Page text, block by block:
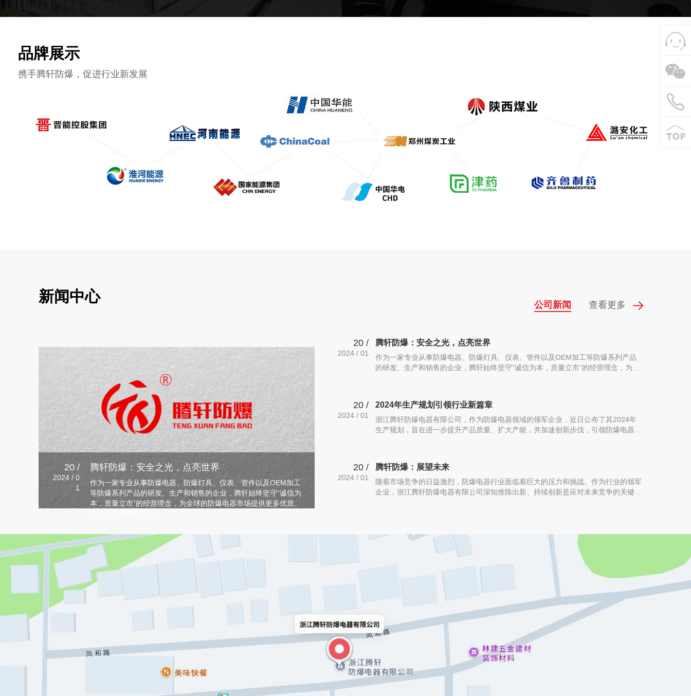
品牌展示
携手腾轩防爆 ， 促进行业新发展
新闻中心 公司新闻 查看更多
20 /
2024 / 0
1
腾轩防爆：安全之光，点亮世界
作为一家专业从事防爆电器、防爆灯具、仪表、管件以及OEM加工
等防爆系列产品的研发、生产和销售的企业，腾轩始终坚守“诚信为
本，质量立市”的经营理念，为全球的防爆电器市场提供更多优质、
20 /
2024 / 01
腾轩防爆：安全之光，点亮世界
作为一家专业从事防爆电器、防爆灯具、仪表、管件以及OEM加工等防爆系列产品
的研发、生产和销售的企业，腾轩始终坚守“诚信为本，质量立市”的经营理念，为全
20 /
2024 / 01
2024年生产规划引领行业新篇章
浙江腾轩防爆电器有限公司，作为防爆电器领域的领军企业，近日公布了其2024年
生产规划，旨在进一步提升产品质量、扩大产能，并加速创新步伐，引领防爆电器行
20 /
2024 / 01
腾轩防爆：展望未来
随着市场竞争的日益激烈，防爆电器行业面临着巨大的压力和挑战。作为行业的领军
企业，浙江腾轩防爆电器有限公司深知推陈出新、持续创新是应对未来竞争的关键。